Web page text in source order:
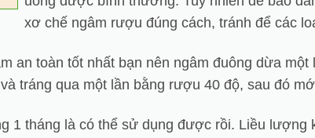
xơ chế ngâm rượu đúng cách, tránh để các
an toàn tốt nhất bạn nên ngâm đuông dừa
tráng qua một lần bằng rượu 40 độ, sau đó
1 tháng là có thể sử dụng được rồi. Liều lượng